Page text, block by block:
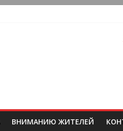
ВНИМАНИЮ ЖИТЕЛЕЙ